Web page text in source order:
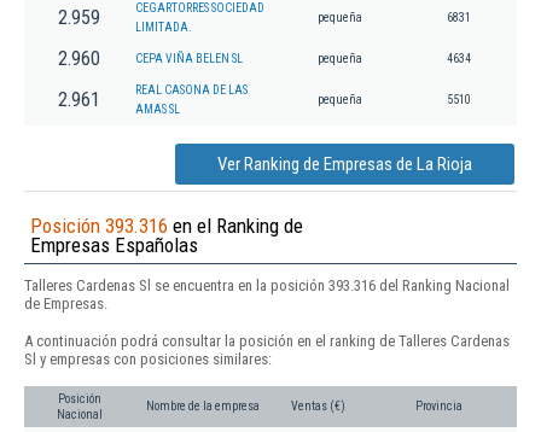
2.959
CEGARTORRES SOCIEDAD
LIMITADA.
pequeña 6831
2.960 CEPA VIÑA BELEN SL pequeña 4634
2.961
REAL CASONA DE LAS
AMAS SL
pequeña 5510
Ver Ranking de Empresas de La Rioja
Posición 393.316 en el Ranking de
Empresas Españolas
Talleres Cardenas Sl se encuentra en la posición 393.316 del Ranking Nacional
de Empresas.
A continuación podrá consultar la posición en el ranking de Talleres Cardenas
Sl y empresas con posiciones similares:
Posición
Nacional
Nombre de la empresa Ventas (€) Provincia